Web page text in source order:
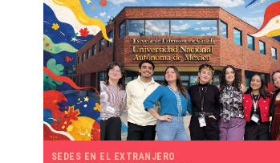
SEDES EN EL EXTRANJERO